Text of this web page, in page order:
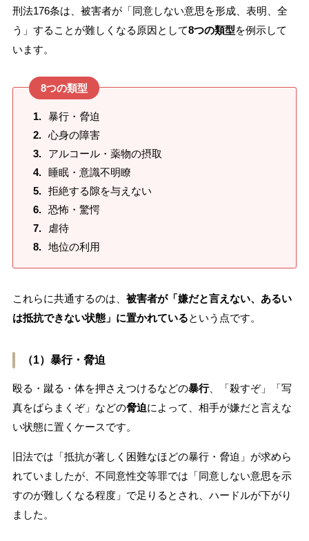
刑法176条は、被害者が「同意しない意思を形成、表明、全
う」することが難しくなる原因として8つの類型を例示して
います。
8つの類型
暴行・脅迫
心身の障害
アルコール・薬物の摂取
睡眠・意識不明瞭
拒絶する隙を与えない
恐怖・驚愕
虐待
地位の利用
これらに共通するのは、 被害者が「嫌だと言えない、あるい
は抵抗できない状態」に置かれているという点です。
（1）暴行・脅迫
殴る・蹴る・体を押さえつけるなどの暴行、「殺すぞ」「写
真をばらまくぞ」などの脅迫によって、相手が嫌だと言えな
い状態に置くケースです。
旧法では「抵抗が著しく困難なほどの暴行・脅迫」が求めら
れていましたが、不同意性交等罪では「同意しない意思を示
すのが難しくなる程度」で足りるとされ、ハードルが下がり
ました。